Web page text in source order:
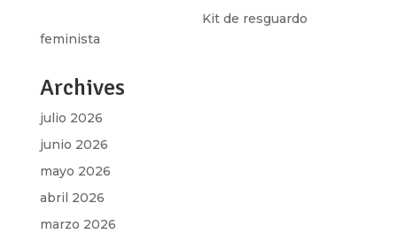
Kit de resguardo
feminista
Archives
julio 2026
junio 2026
mayo 2026
abril 2026
marzo 2026